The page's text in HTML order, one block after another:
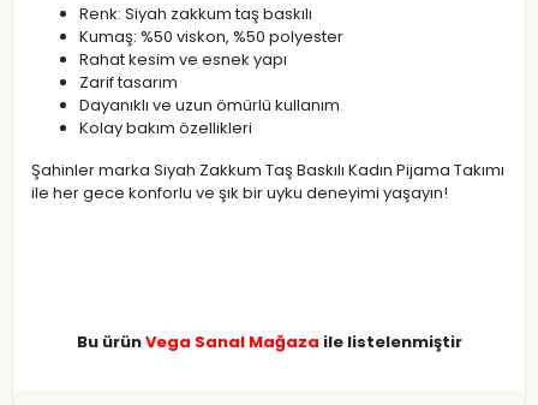
Renk: Siyah zakkum taş baskılı
Kumaş: %50 viskon, %50 polyester
Rahat kesim ve esnek yapı
Zarif tasarım
Dayanıklı ve uzun ömürlü kullanım
Kolay bakım özellikleri
Şahinler marka Siyah Zakkum Taş Baskılı Kadın Pijama Takımı
ile her gece konforlu ve şık bir uyku deneyimi yaşayın!
Bu ürünVega Sanal Mağaza ile listelenmiştir